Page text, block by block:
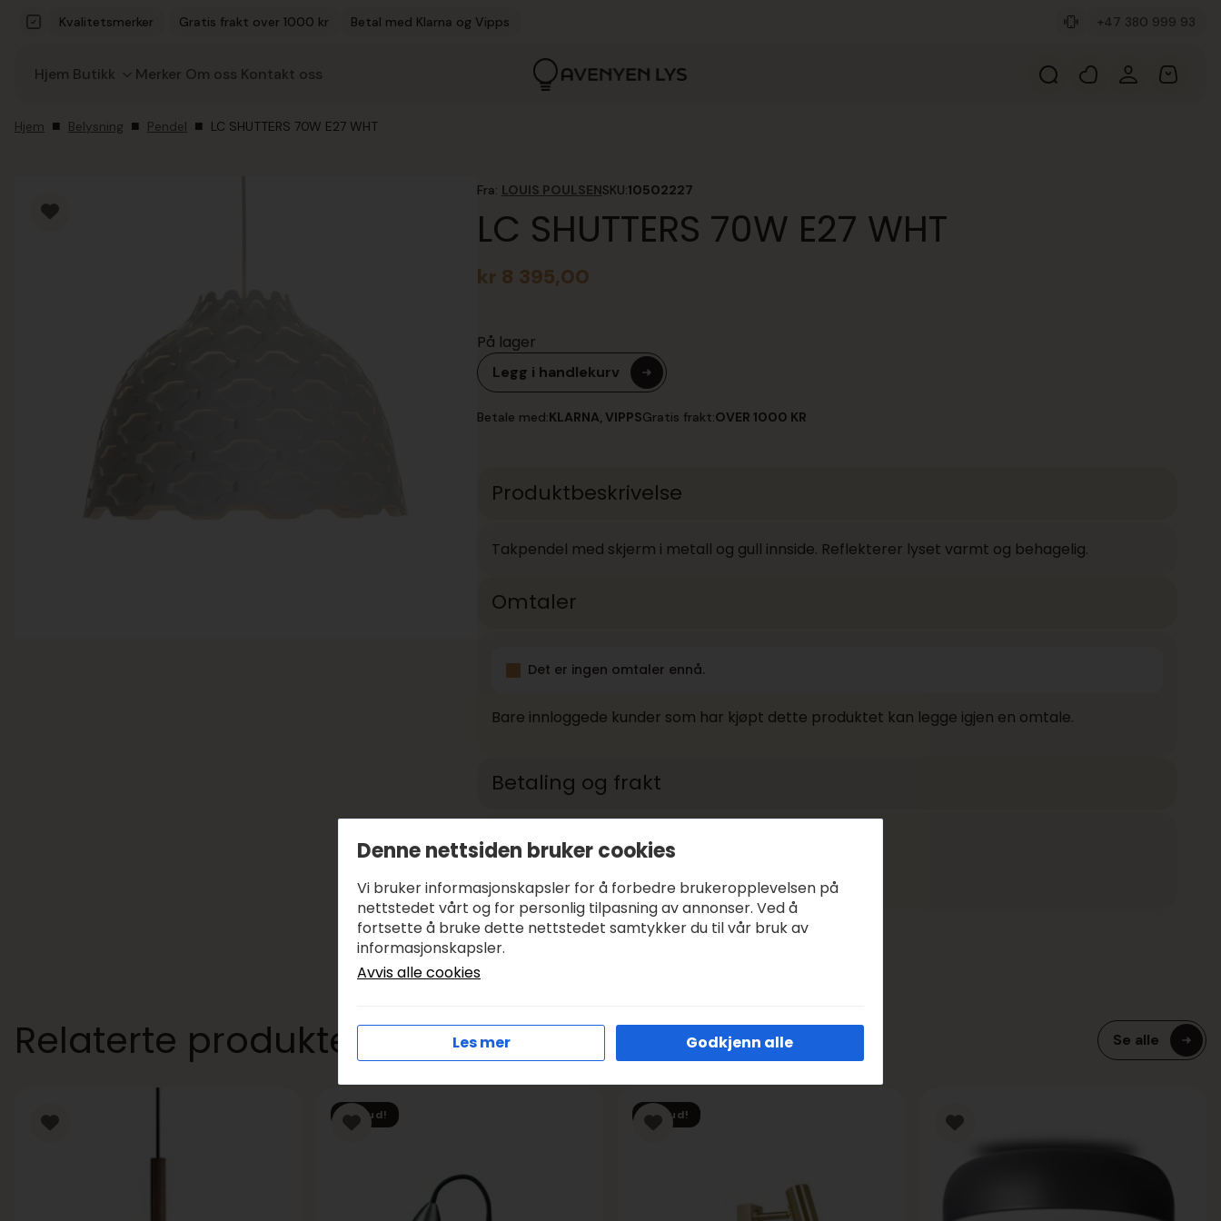
Kvalitetsmerker
Gratis frakt over 1000 kr Betal med Klarna og Vipps +47 380 999 93
Hjem Butikk Merker Om oss Kontakt oss
Hjem Belysning Pendel LC SHUTTERS 70W E27 WHT
Fra: LOUIS POULSENSKU:10502227
LC SHUTTERS 70W E27 WHT
kr 8 395,00
På lager
Legg i handlekurv
Betale med:KLARNA, VIPPSGratis frakt:OVER 1000 KR
Produktbeskrivelse
Takpendel med skjerm i metall og gull innside. Reflekterer lyset varmt og behagelig.
Omtaler
Det er ingen omtaler ennå.
Bare innloggede kunder som har kjøpt dette produktet kan legge igjen en omtale.
Betaling og frakt
Leveringstid:1-3 DAGER, SENDER SAMME DAG I VIRKEDAGER
Frakt:GRATIS FRA KR 1000
Relaterte produkter Se alle
Tilbud! Tilbud!
Denne nettsiden bruker cookies
Vi bruker informasjonskapsler for å forbedre brukeropplevelsen på
nettstedet vårt og for personlig tilpasning av annonser. Ved å
fortsette å bruke dette nettstedet samtykker du til vår bruk av
informasjonskapsler.
Avvis alle cookies
Les mer Godkjenn alle